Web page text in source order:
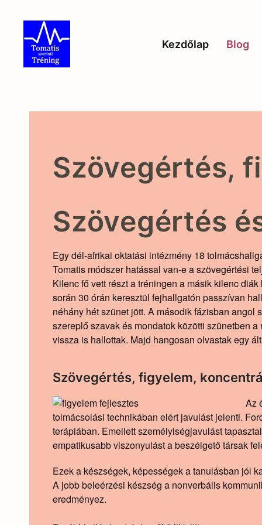
Skip to main content
Kezdőlap Blog
Szövegértés,
Szövegértés
Egy dél-afrikai oktatási intézmény 18
Tomatis módszer hatással van-e a szövegértési
Kilenc fő vett részt a tréningen a másik kilenc
során 30 órán keresztül fejhallgatón passzívan
néhány hét szünet jött. A második fázisban angol
szereplő szavak és mondatok közötti szünetben
vissza is hallottak. Majd hangosan olvastak egy
Szövegértés, figyelem,
Az
tolmácsolási technikában elért javulást jelenti.
terápiában. Emellett személyiségjavulást
empatikusabb viszonyulást a beszélgető társak
Ezek a készségek, képességek a tanulásban jól
A jobb beleérzési készség a nonverbális
eredményez.